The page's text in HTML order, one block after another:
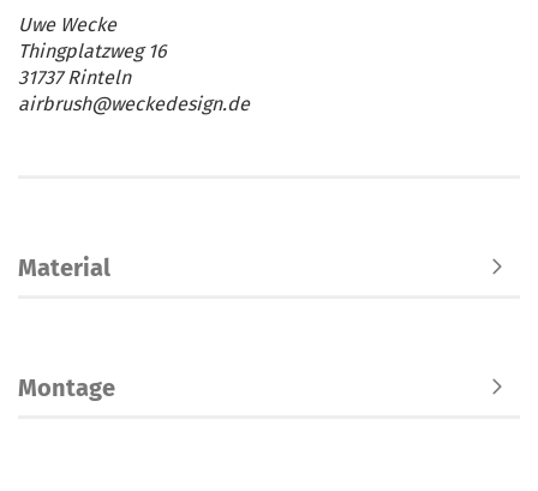
Uwe Wecke
Thingplatzweg 16
31737 Rinteln
airbrush@weckedesign.de
Material
Montage